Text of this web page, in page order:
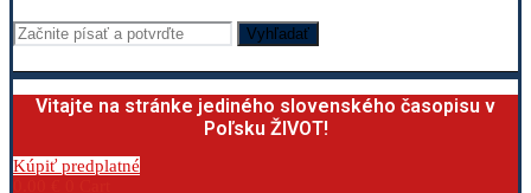
Vyhľadať
Vitajte na stránke jediného slovenského časopisu v
Poľsku ŽIVOT!
Kúpiť predplatné